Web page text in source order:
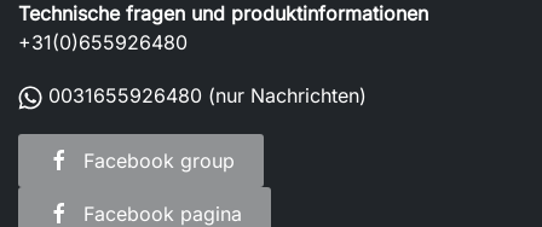
Technische fragen und produktinformationen
+31(0)655926480
0031655926480 (nur Nachrichten)
Facebook group
Facebook pagina